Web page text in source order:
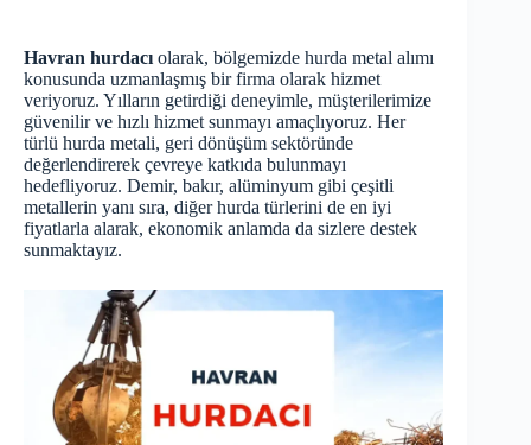
Havran hurdacı olarak, bölgemizde hurda metal alımı
konusunda uzmanlaşmış bir firma olarak hizmet
veriyoruz. Yılların getirdiği deneyimle, müşterilerimize
güvenilir ve hızlı hizmet sunmayı amaçlıyoruz. Her
türlü hurda metali, geri dönüşüm sektöründe
değerlendirerek çevreye katkıda bulunmayı
hedefliyoruz. Demir, bakır, alüminyum gibi çeşitli
metallerin yanı sıra, diğer hurda türlerini de en iyi
fiyatlarla alarak, ekonomik anlamda da sizlere destek
sunmaktayız.